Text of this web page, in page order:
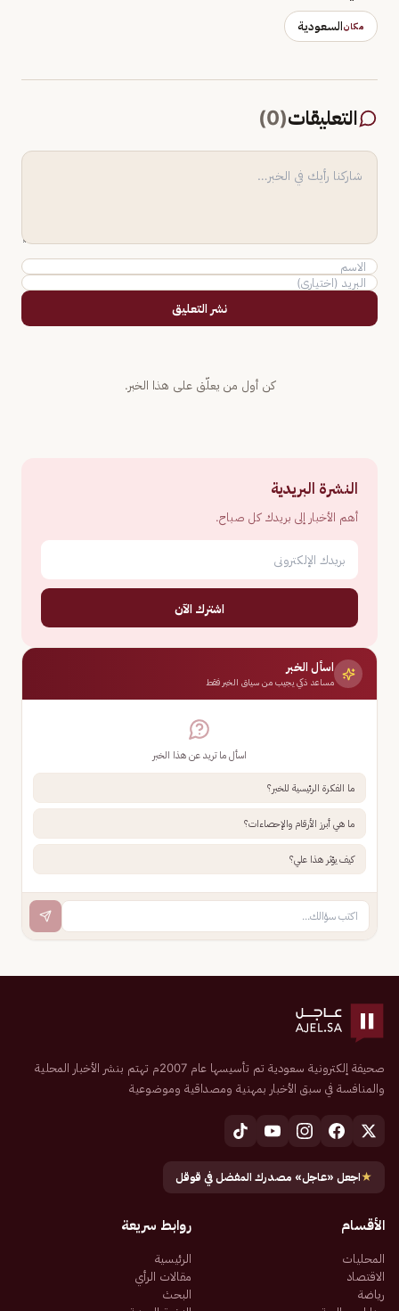
مكانالسعودية
التعليقات(
0
)
نشر التعليق
كن أول من يعلّق على هذا الخبر.
النشرة البريدية
أهم الأخبار إلى بريدك كل صباح.
اشترك الآن
اسأل الخبر
مساعد ذكي يجيب من سياق الخبر فقط
اسأل ما تريد عن هذا الخبر
ما الفكرة الرئيسية للخبر؟
ما هي أبرز الأرقام والإحصاءات؟
كيف يؤثر هذا علي؟
صحيفة إلكترونية سعودية تم تأسيسها عام 2007م تهتم بنشر الأخبار المحلية
والمنافسة في سبق الأخبار بمهنية ومصداقية وموضوعية
★اجعل «عاجل» مصدرك المفضل في قوقل
الأقسام
المحليات
الاقتصاد
رياضة
روابط سريعة
الرئيسية
مقالات الرأي
البحث